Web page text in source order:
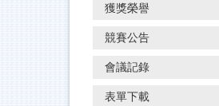
獲獎榮譽
競賽公告
會議記錄
表單下載